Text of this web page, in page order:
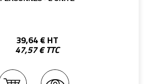
39,64 € HT
47,57 € TTC